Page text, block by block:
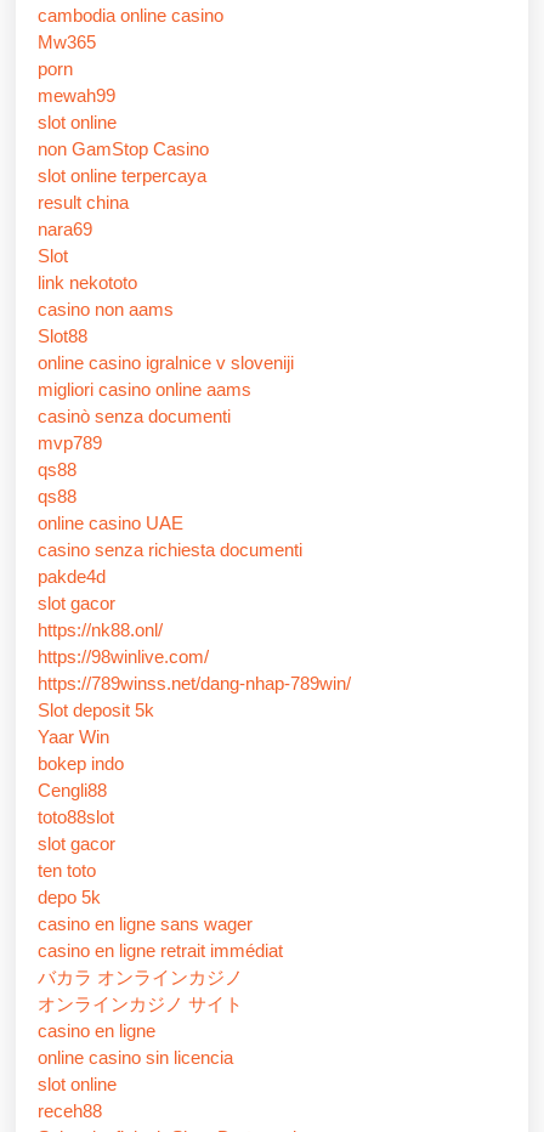
cambodia online casino
Mw365
porn
mewah99
slot online
non GamStop Casino
slot online terpercaya
result china
nara69
Slot
link nekototo
casino non aams
Slot88
online casino igralnice v sloveniji
migliori casino online aams
casinò senza documenti
mvp789
qs88
qs88
online casino UAE
casino senza richiesta documenti
pakde4d
slot gacor
https://nk88.onl/
https://98winlive.com/
https://789winss.net/dang-nhap-789win/
Slot deposit 5k
Yaar Win
bokep indo
Cengli88
toto88slot
slot gacor
ten toto
depo 5k
casino en ligne sans wager
casino en ligne retrait immédiat
バカラ オンラインカジノ
オンラインカジノ サイト
casino en ligne
online casino sin licencia
slot online
receh88